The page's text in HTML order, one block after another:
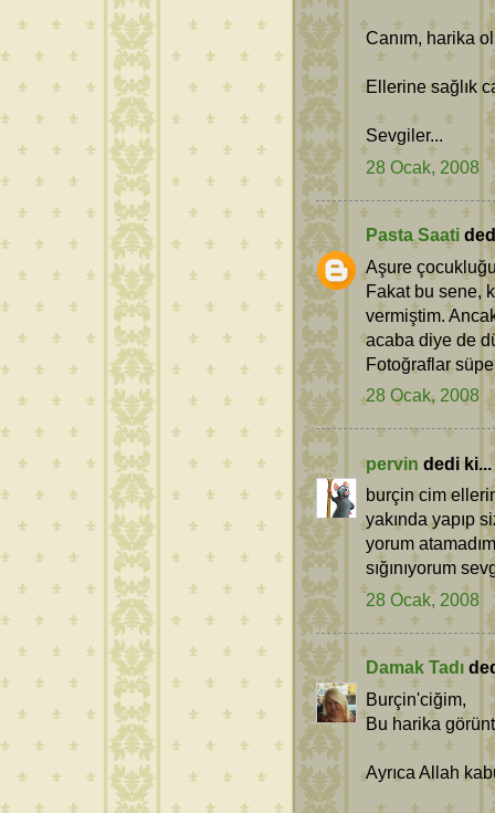
Canım, harika
Ellerine sağlık
Sevgiler...
28 Ocak, 2008
Pasta Saati
Aşure
Fakat bu sene,
vermiştim.
acaba diye de
Fotoğraflar
28 Ocak, 2008
pervin dedi ki...
burçin cim
yakında yapıp
yorum
sığınıyorum
28 Ocak, 2008
Damak Tadı
Burçin'ciğim,
Bu harika
Ayrıca Allah